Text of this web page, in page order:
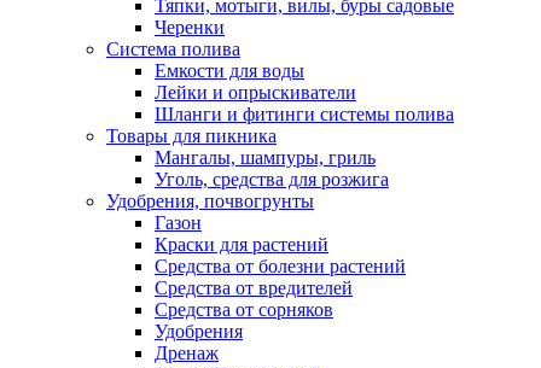
Тяпки, мотыги, вилы, буры садовые
Черенки
Система полива
Емкости для воды
Лейки и опрыскиватели
Шланги и фитинги системы полива
Товары для пикника
Мангалы, шампуры, гриль
Уголь, средства для розжига
Удобрения, почвогрунты
Газон
Краски для растений
Средства от болезни растений
Средства от вредителей
Средства от сорняков
Удобрения
Дренаж